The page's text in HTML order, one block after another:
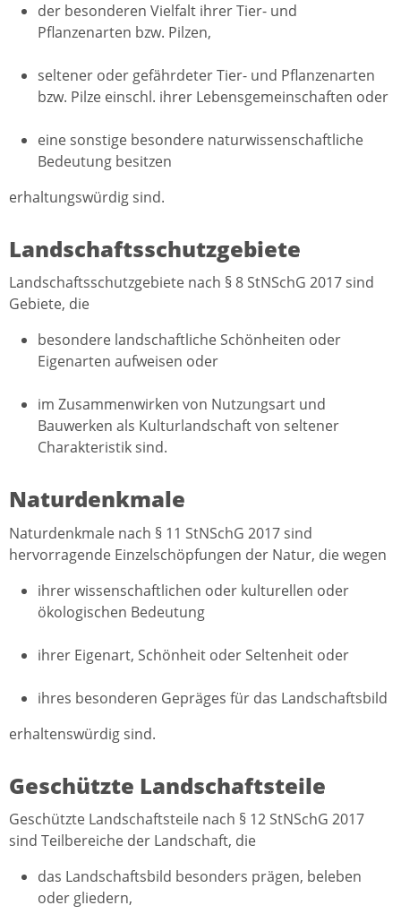
der besonderen Vielfalt ihrer Tier- und
Pflanzenarten bzw. Pilzen,
seltener oder gefährdeter Tier- und Pflanzenarten
bzw. Pilze einschl. ihrer Lebensgemeinschaften oder
eine sonstige besondere naturwissenschaftliche
Bedeutung besitzen
erhaltungswürdig sind.
Landschaftsschutzgebiete
Landschaftsschutzgebiete nach § 8 StNSchG 2017 sind
Gebiete, die
besondere landschaftliche Schönheiten oder
Eigenarten aufweisen oder
im Zusammenwirken von Nutzungsart und
Bauwerken als Kulturlandschaft von seltener
Charakteristik sind.
Naturdenkmale
Naturdenkmale nach § 11 StNSchG 2017 sind
hervorragende Einzelschöpfungen der Natur, die wegen
ihrer wissenschaftlichen oder kulturellen oder
ökologischen Bedeutung
ihrer Eigenart, Schönheit oder Seltenheit oder
ihres besonderen Gepräges für das Landschaftsbild
erhaltenswürdig sind.
Geschützte Landschaftsteile
Geschützte Landschaftsteile nach § 12 StNSchG 2017
sind Teilbereiche der Landschaft, die
das Landschaftsbild besonders prägen, beleben
oder gliedern,